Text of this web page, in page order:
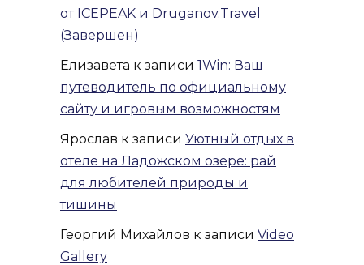
от ICEPEAK и Druganov.Travel
(Завершен)
Елизавета к записи 1Win: Ваш
путеводитель по официальному
сайту и игровым возможностям
Ярослав к записи Уютный отдых в
отеле на Ладожском озере: рай
для любителей природы и
тишины
Георгий Михайлов к записи Video
Gallery